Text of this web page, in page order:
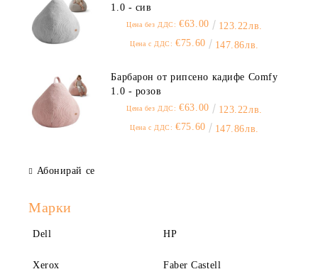
1.0 - сив
Цена без ДДС: €63.00 123.22лв.
Цена с ДДС: €75.60 147.86лв.
Барбарон от рипсено кадифе Comfy
1.0 - розов
Цена без ДДС: €63.00 123.22лв.
Цена с ДДС: €75.60 147.86лв.
Абонирай се
Марки
Dell HP
Xerox Faber Castell